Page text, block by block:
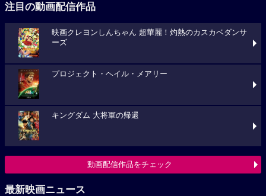
注目の動画配信作品
映画クレヨンしんちゃん 超華麗！灼熱のカスカベダンサ
ーズ
プロジェクト・ヘイル・メアリー
キングダム 大将軍の帰還
動画配信作品をチェック
最新映画ニュース